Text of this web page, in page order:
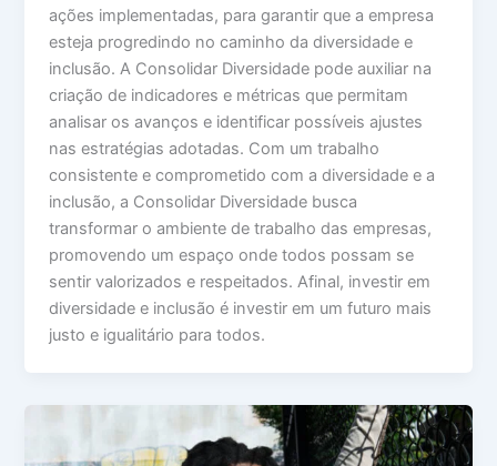
ações implementadas, para garantir que a empresa
esteja progredindo no caminho da diversidade e
inclusão. A Consolidar Diversidade pode auxiliar na
criação de indicadores e métricas que permitam
analisar os avanços e identificar possíveis ajustes
nas estratégias adotadas. Com um trabalho
consistente e comprometido com a diversidade e a
inclusão, a Consolidar Diversidade busca
transformar o ambiente de trabalho das empresas,
promovendo um espaço onde todos possam se
sentir valorizados e respeitados. Afinal, investir em
diversidade e inclusão é investir em um futuro mais
justo e igualitário para todos.